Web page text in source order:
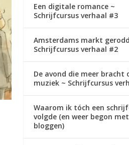
Een digitale romance ~
Schrijfcursus verhaal #3
Amsterdams markt
Schrijfcursus verhaal #2
De avond die meer bracht
muziek ~ Schrijfcursus
Waarom ik tóch een
volgde (en weer begon met
bloggen)